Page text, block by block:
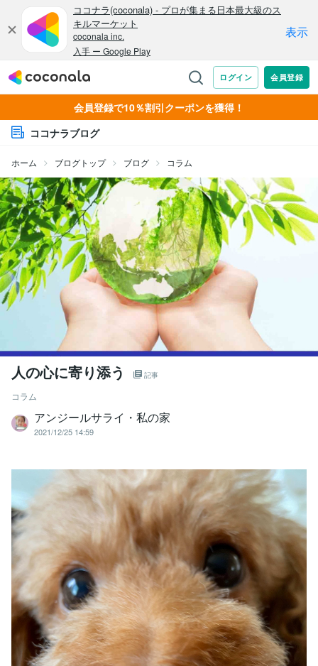
会員登録で10％割引クーポンを獲得！
ココナラブログ
ホーム ブログトップ ブログ コラム
人の心に寄り添う 記事
コラム
アンジールサライ・私の家
2021/12/25 14:59